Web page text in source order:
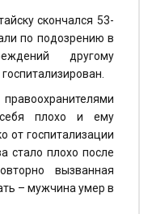
скончался 53-
по подозрению в
другому
себя плохо и ему
от госпитализации
стало плохо после
вызванная
– мужчина умер в